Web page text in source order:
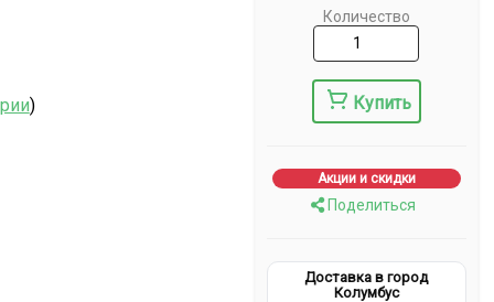
Количество
Купить
Акции и скидки
Поделиться
Доставка в город
Колумбус
)